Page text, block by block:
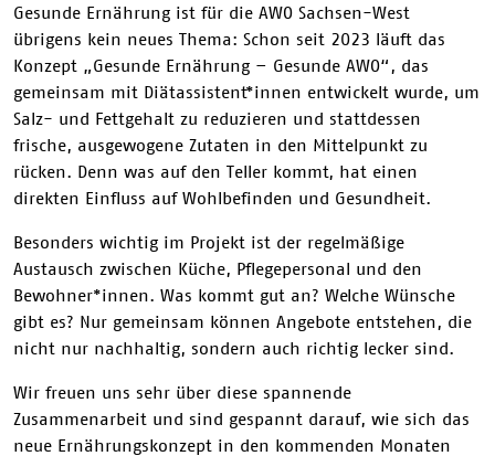
Gesunde Ernährung ist für die AWO Sachsen-West
übrigens kein neues Thema: Schon seit 2023 läuft das
Konzept „Gesunde Ernährung – Gesunde AWO“, das
gemeinsam mit Diätassistent*innen entwickelt wurde, um
Salz- und Fettgehalt zu reduzieren und stattdessen
frische, ausgewogene Zutaten in den Mittelpunkt zu
rücken. Denn was auf den Teller kommt, hat einen
direkten Einfluss auf Wohlbefinden und Gesundheit.
Besonders wichtig im Projekt ist der regelmäßige
Austausch zwischen Küche, Pflegepersonal und den
Bewohner*innen. Was kommt gut an? Welche Wünsche
gibt es? Nur gemeinsam können Angebote entstehen, die
nicht nur nachhaltig, sondern auch richtig lecker sind.
Wir freuen uns sehr über diese spannende
Zusammenarbeit und sind gespannt darauf, wie sich das
neue Ernährungskonzept in den kommenden Monaten